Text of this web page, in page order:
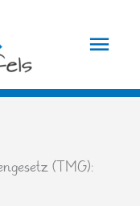
(TMG):